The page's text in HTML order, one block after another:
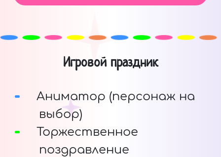
Игровой праздник
Аниматор (персонаж на
выбор)
Торжественное
поздравление